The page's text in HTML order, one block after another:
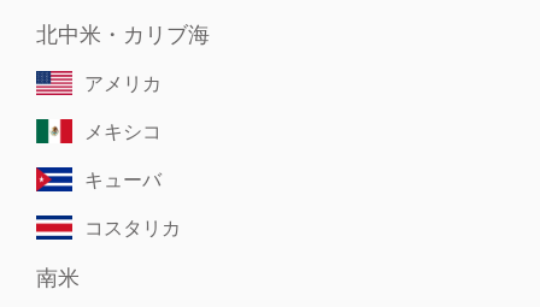
北中米・カリブ海
アメリカ
メキシコ
キューバ
コスタリカ
南米